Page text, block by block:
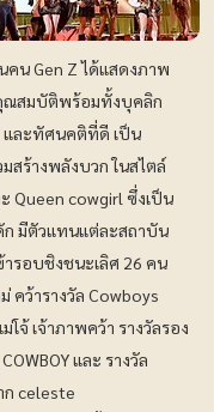
คน Gen Z ได้แสดงภาพ
สมบัติพร้อมทั้งบุคลิก
และทัศนคติที่ดี เป็น
สร้างพลังบวก ในสไตล์
Queen cowgirl ซึ่งเป็น
ก มีตัวแทนแต่ละสถาบัน
ารอบชิงชนะเลิศ 26 คน
คว้ารางวัล Cowboys
โจ้ เจ้าภาพคว้า รางวัลรอง
และ รางวัล
ก celeste